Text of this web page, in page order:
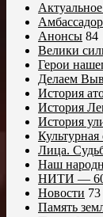
Анонсы 84
Велики
Герои
Делаем
История
История
История
Культурная
Лица.
Наш
НИТИ — 60
Новости 73
Память